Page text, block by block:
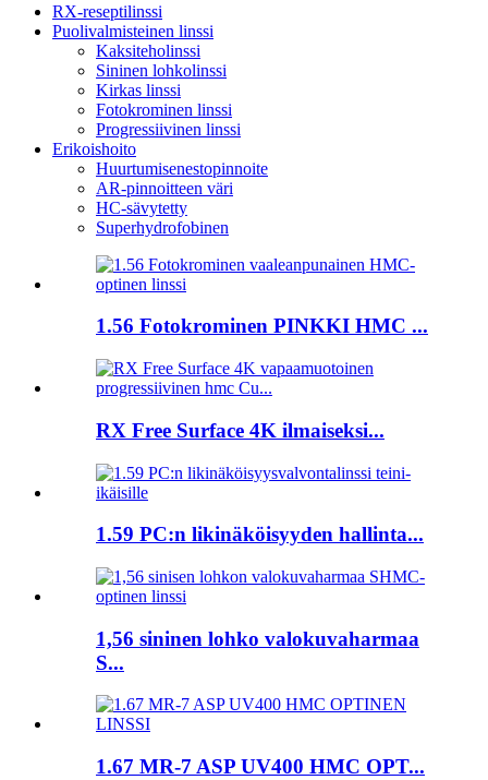
RX-reseptilinssi
Puolivalmisteinen linssi
Kaksiteholinssi
Sininen lohkolinssi
Kirkas linssi
Fotokrominen linssi
Progressiivinen linssi
Erikoishoito
Huurtumisenestopinnoite
AR-pinnoitteen väri
HC-sävytetty
Superhydrofobinen
1.56 Fotokrominen PINKKI HMC ...
RX Free Surface 4K ilmaiseksi...
1.59 PC:n likinäköisyyden hallinta...
1,56 sininen lohko valokuvaharmaa
S...
1.67 MR-7 ASP UV400 HMC OPT...